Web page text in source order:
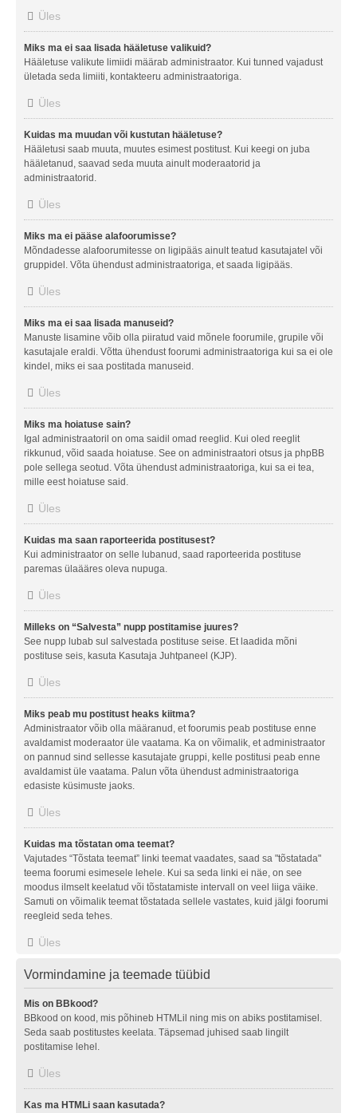
Üles
Miks ma ei saa lisada hääletuse valikuid?
Hääletuse valikute limiidi määrab administraator. Kui tunned vajadust
ületada seda limiiti, kontakteeru administraatoriga.
Üles
Kuidas ma muudan või kustutan hääletuse?
Hääletusi saab muuta, muutes esimest postitust. Kui keegi on juba
hääletanud, saavad seda muuta ainult moderaatorid ja
administraatorid.
Üles
Miks ma ei pääse alafoorumisse?
Mõndadesse alafoorumitesse on ligipääs ainult teatud kasutajatel või
gruppidel. Võta ühendust administraatoriga, et saada ligipääs.
Üles
Miks ma ei saa lisada manuseid?
Manuste lisamine võib olla piiratud vaid mõnele foorumile, grupile või
kasutajale eraldi. Võtta ühendust foorumi administraatoriga kui sa ei ole
kindel, miks ei saa postitada manuseid.
Üles
Miks ma hoiatuse sain?
Igal administraatoril on oma saidil omad reeglid. Kui oled reeglit
rikkunud, võid saada hoiatuse. See on administraatori otsus ja phpBB
pole sellega seotud. Võta ühendust administraatoriga, kui sa ei tea,
mille eest hoiatuse said.
Üles
Kuidas ma saan raporteerida postitusest?
Kui administraator on selle lubanud, saad raporteerida postituse
paremas ülaääres oleva nupuga.
Üles
Milleks on “Salvesta” nupp postitamise juures?
See nupp lubab sul salvestada postituse seise. Et laadida mõni
postituse seis, kasuta Kasutaja Juhtpaneel (KJP).
Üles
Miks peab mu postitust heaks kiitma?
Administraator võib olla määranud, et foorumis peab postituse enne
avaldamist moderaator üle vaatama. Ka on võimalik, et administraator
on pannud sind sellesse kasutajate gruppi, kelle postitusi peab enne
avaldamist üle vaatama. Palun võta ühendust administraatoriga
edasiste küsimuste jaoks.
Üles
Kuidas ma tõstatan oma teemat?
Vajutades “Tõstata teemat” linki teemat vaadates, saad sa "tõstatada"
teema foorumi esimesele lehele. Kui sa seda linki ei näe, on see
moodus ilmselt keelatud või tõstatamiste intervall on veel liiga väike.
Samuti on võimalik teemat tõstatada sellele vastates, kuid jälgi foorumi
reegleid seda tehes.
Üles
Vormindamine ja teemade tüübid
Mis on BBkood?
BBkood on kood, mis põhineb HTMLil ning mis on abiks postitamisel.
Seda saab postitustes keelata. Täpsemad juhised saab lingilt
postitamise lehel.
Üles
Kas ma HTMLi saan kasutada?